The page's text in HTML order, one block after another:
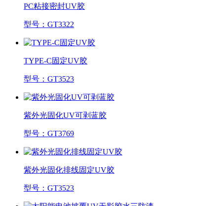
PC粘接密封UV胶
型号：GT3322
TYPE-C固定UV胶
型号：GT3523
紫外光固化UV可剥蓝胶
型号：GT3769
紫外光固化排线固定UV胶
型号：GT3523